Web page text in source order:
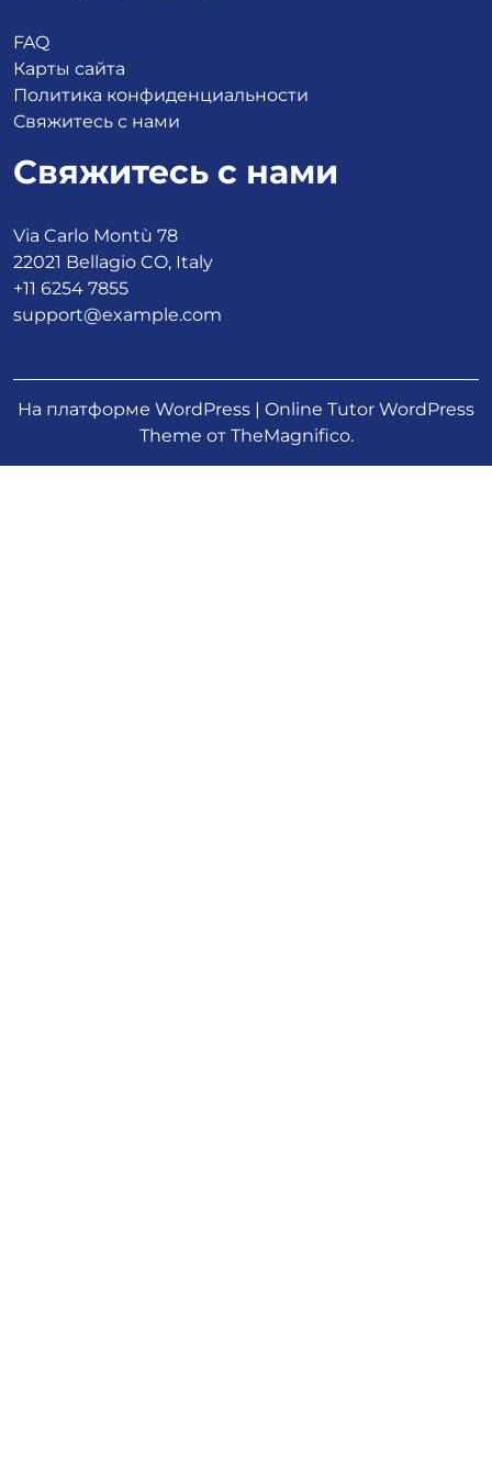
FAQ
Карты сайта
Политика конфиденциальности
Свяжитесь с нами
Свяжитесь с нами
Via Carlo Montù 78
22021 Bellagio CO, Italy
+11 6254 7855
support@example.com
На платформе WordPress | Online Tutor WordPress
Theme от TheMagnifico.